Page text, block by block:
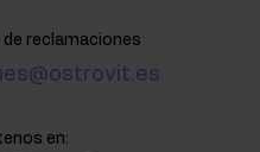
reclamaciones
en: